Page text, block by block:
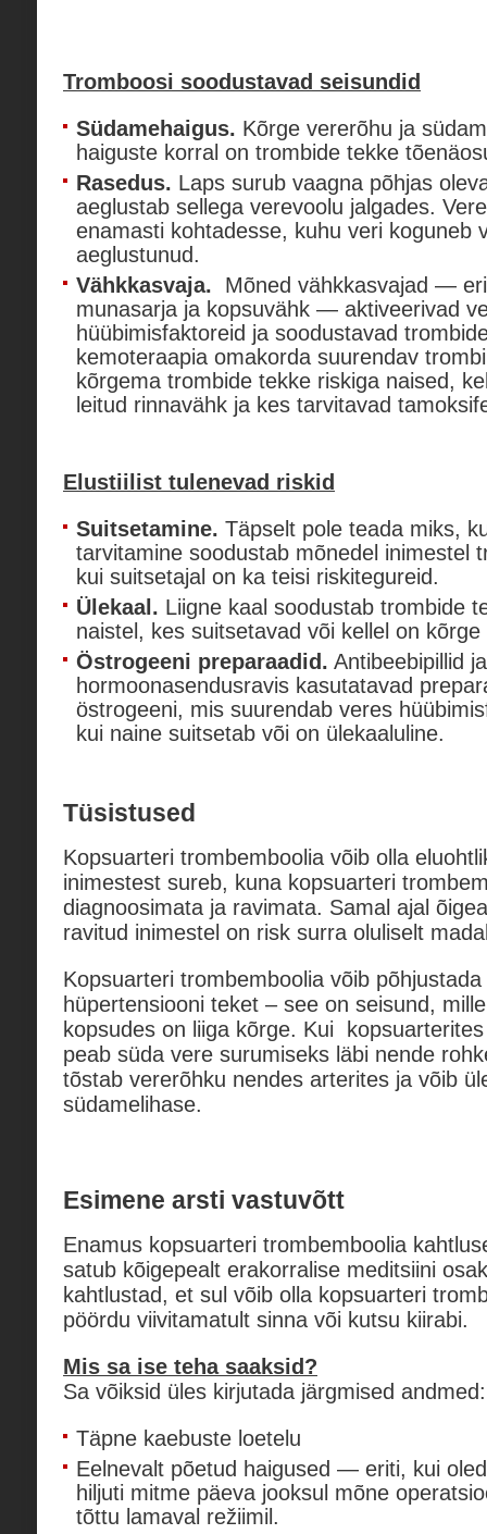
Tromboosi soodustavad seisundid
Südamehaigus. Kõrge vererõhu ja
haiguste korral on trombide tekke
Rasedus. Laps surub vaagna põhjas
aeglustab sellega verevoolu jalgades.
enamasti kohtadesse, kuhu veri koguneb
aeglustunud.
Vähkkasvaja.
Mõned vähkkasvajad —
munasarja ja kopsuvähk — aktiveerivad
hüübimisfaktoreid ja soodustavad
kemoteraapia omakorda suurendav
kõrgema trombide tekke riskiga naised,
leitud rinnavähk ja kes tarvitavad
Elustiilist tulenevad riskid
Suitsetamine. Täpselt pole teada miks,
tarvitamine soodustab mõnedel inimestel
kui suitsetajal on ka teisi riskitegureid.
Ülekaal. Liigne kaal soodustab trombide
naistel, kes suitsetavad või kellel on
Östrogeeni preparaadid. Antibeebipillid ja
hormoonasendusravis kasutatavad
östrogeeni, mis suurendab veres
kui naine suitsetab või on ülekaaluline.
Tüsistused
Kopsuarteri trombemboolia võib olla
inimestest sureb, kuna kopsuarteri
diagnoosimata ja ravimata. Samal ajal
ravitud inimestel on risk surra oluliselt
Kopsuarteri trombemboolia võib
hüpertensiooni teket – see on seisund,
kopsudes on liiga kõrge. Kui
peab süda vere surumiseks läbi nende
tõstab vererõhku nendes arterites ja võib
südamelihase.
Esimene arsti vastuvõtt
Enamus kopsuarteri trombemboolia
satub kõigepealt erakorralise meditsiini
kahtlustad, et sul võib olla kopsuarteri
pöördu viivitamatult sinna või kutsu kiirabi.
Mis sa ise teha saaksid?
Sa võiksid üles kirjutada järgmised andmed:
Täpne kaebuste loetelu
Eelnevalt põetud haigused — eriti, kui
hiljuti mitme päeva jooksul mõne
tõttu lamaval režiimil.